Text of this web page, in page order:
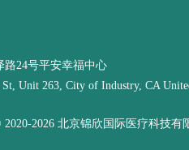
路24号平安幸福中心
Unit 263, City of Industry, CA
2020-2026 北京锦欣国际医疗科